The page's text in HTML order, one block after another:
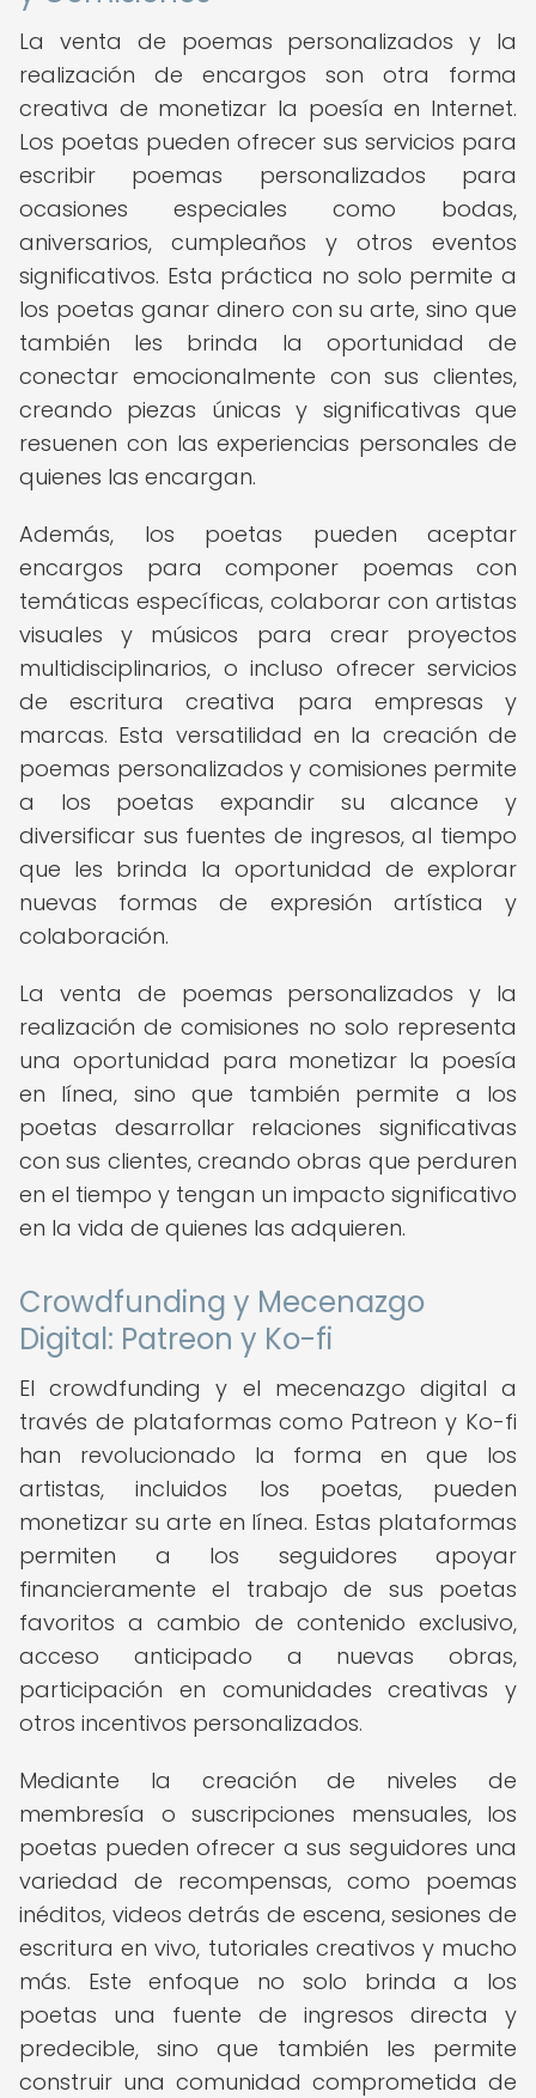
La venta de poemas personalizados y la
realización de encargos son otra forma
creativa de monetizar la poesía en Internet.
Los poetas pueden ofrecer sus servicios para
escribir poemas personalizados para
ocasiones especiales como bodas,
aniversarios, cumpleaños y otros eventos
significativos. Esta práctica no solo permite a
los poetas ganar dinero con su arte, sino que
también les brinda la oportunidad de
conectar emocionalmente con sus clientes,
creando piezas únicas y significativas que
resuenen con las experiencias personales de
quienes las encargan.
Además, los poetas pueden aceptar
encargos para componer poemas con
temáticas específicas, colaborar con artistas
visuales y músicos para crear proyectos
multidisciplinarios, o incluso ofrecer servicios
de escritura creativa para empresas y
marcas. Esta versatilidad en la creación de
poemas personalizados y comisiones permite
a los poetas expandir su alcance y
diversificar sus fuentes de ingresos, al tiempo
que les brinda la oportunidad de explorar
nuevas formas de expresión artística y
colaboración.
La venta de poemas personalizados y la
realización de comisiones no solo representa
una oportunidad para monetizar la poesía
en línea, sino que también permite a los
poetas desarrollar relaciones significativas
con sus clientes, creando obras que perduren
en el tiempo y tengan un impacto significativo
en la vida de quienes las adquieren.
Crowdfunding y Mecenazgo
Digital: Patreon y Ko-fi
El crowdfunding y el mecenazgo digital a
través de plataformas como Patreon y Ko-fi
han revolucionado la forma en que los
artistas, incluidos los poetas, pueden
monetizar su arte en línea. Estas plataformas
permiten a los seguidores apoyar
financieramente el trabajo de sus poetas
favoritos a cambio de contenido exclusivo,
acceso anticipado a nuevas obras,
participación en comunidades creativas y
otros incentivos personalizados.
Mediante la creación de niveles de
membresía o suscripciones mensuales, los
poetas pueden ofrecer a sus seguidores una
variedad de recompensas, como poemas
inéditos, videos detrás de escena, sesiones de
escritura en vivo, tutoriales creativos y mucho
más. Este enfoque no solo brinda a los
poetas una fuente de ingresos directa y
predecible, sino que también les permite
construir una comunidad comprometida de